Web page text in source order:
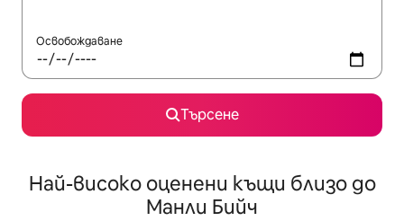
Освобождаване
Търсене
Най-високо оценени къщи близо до
Манли Бийч